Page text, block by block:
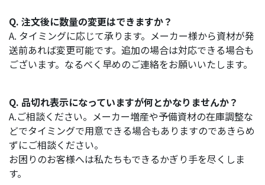
Q. 注文後に数量の変更はできますか？
A. タイミングに応じて承ります。メーカー様から資材が発
送前あれば変更可能です。追加の場合は対応できる場合も
ございます。なるべく早めのご連絡をお願いいたします。
Q. 品切れ表示になっていますが何とかなりませんか？
A.ご相談ください。メーカー増産や予備資材の在庫調整な
どでタイミングで用意できる場合もありますのであきらめ
ずにご相談ください。
お困りのお客様へは私たちもできるかぎり手を尽くしま
す。